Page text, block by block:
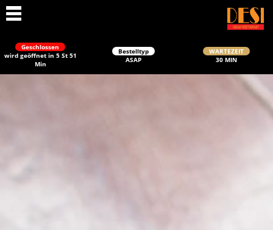
Geschlossen
wird geöffnet in 5 St 51
Min
Bestelltyp
ASAP
WARTEZEIT
30 MIN